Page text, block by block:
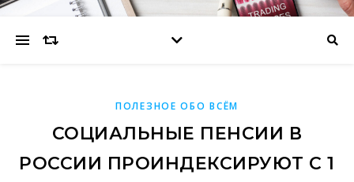
ПОЛЕЗНОЕ ОБО ВСЁМ
СОЦИАЛЬНЫЕ ПЕНСИИ В
РОССИИ ПРОИНДЕКСИРУЮТ С 1